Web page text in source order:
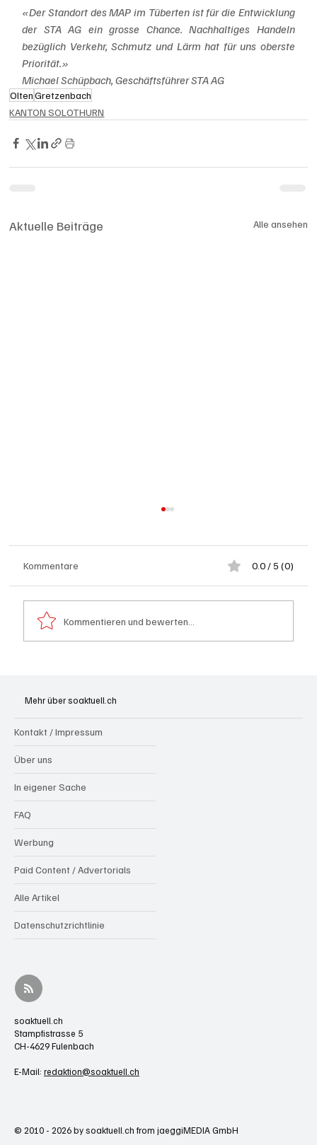
«Der Standort des MAP im Tüberten ist für die Entwicklung
der STA AG ein grosse Chance. Nachhaltiges Handeln
bezüglich Verkehr, Schmutz und Lärm hat für uns oberste
Priorität.»
Michael Schüpbach, Geschäftsführer STA AG
Olten Gretzenbach
KANTON SOLOTHURN
Aktuelle Beiträge Alle ansehen
Kommentare 0.0 / 5 (0)
Kommentieren und bewerten...
Mehr über soaktuell.ch
Kontakt / Impressum
Über uns
In eigener Sache
FAQ
Werbung
Paid Content / Advertorials
Alle Artikel
Datenschutzrichtlinie
soaktuell.ch
Stampfistrasse 5
CH-4629 Fulenbach
E-Mail: redaktion@soaktuell.ch
© 2010 - 2026 by soaktuell.ch from jaeggiMEDIA GmbH